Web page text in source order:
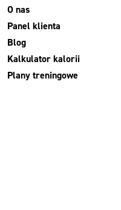
O nas
Panel klienta
Blog
Kalkulator kalorii
Plany treningowe